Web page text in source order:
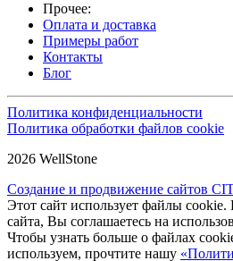
Прочее:
Оплата и доставка
Примеры работ
Контакты
Блог
Политика конфиденциальности
Политика обработки файлов cookie
2026 WellStone
Создание и продвижение сайтов
Этот сайт использует файлы
сайта, Вы соглашаетесь на
Чтобы узнать больше о файлах
используем, прочтите нашу